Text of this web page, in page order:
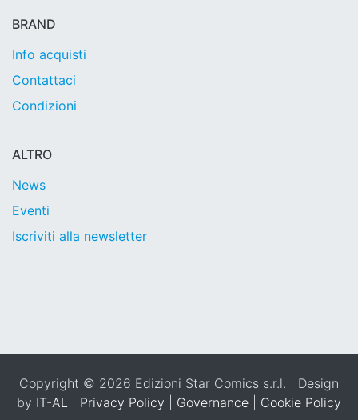
BRAND
Info acquisti
Contattaci
Condizioni
ALTRO
News
Eventi
Iscriviti alla newsletter
Copyright © 2026 Edizioni Star Comics s.r.l. | Design
by IT-AL Privacy Policy Governance Cookie Policy